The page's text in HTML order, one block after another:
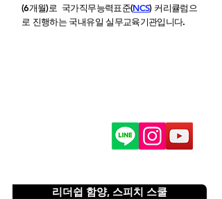
(6개월)로 국가직무능력표준(NCS) 커리큘럼으
로 진행하는 국내유일 실무교육기관입니다.
리더쉽 함양, 스피치 스쿨